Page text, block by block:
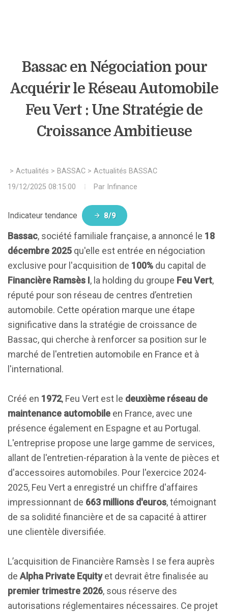
Bassac en Négociation pour
Acquérir le Réseau Automobile
Feu Vert : Une Stratégie de
Croissance Ambitieuse
> Actualités > BASSAC > Actualités BASSAC
19/12/2025 08:15:00
Par Infinance
Indicateur tendance 8/9
Bassac, société familiale française, a annoncé le 18
décembre 2025 qu'elle est entrée en négociation
exclusive pour l'acquisition de 100% du capital de
Financière Ramsès I, la holding du groupe Feu Vert,
réputé pour son réseau de centres d’entretien
automobile. Cette opération marque une étape
significative dans la stratégie de croissance de
Bassac, qui cherche à renforcer sa position sur le
marché de l'entretien automobile en France et à
l'international.
Créé en 1972, Feu Vert est le deuxième réseau de
maintenance automobile en France, avec une
présence également en Espagne et au Portugal.
L'entreprise propose une large gamme de services,
allant de l'entretien-réparation à la vente de pièces et
d'accessoires automobiles. Pour l'exercice 2024-
2025, Feu Vert a enregistré un chiffre d'affaires
impressionnant de 663 millions d'euros, témoignant
de sa solidité financière et de sa capacité à attirer
une clientèle diversifiée.
L’acquisition de Financière Ramsès I se fera auprès
de Alpha Private Equityet devrait être finalisée au
premier trimestre 2026, sous réserve des
autorisations réglementaires nécessaires. Ce projet